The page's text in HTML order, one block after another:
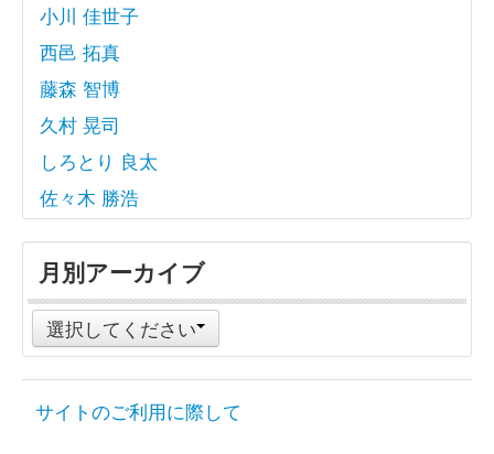
小川 佳世子
西邑 拓真
藤森 智博
久村 晃司
しろとり 良太
佐々木 勝浩
月別アーカイブ
選択してください
サイトのご利用に際して